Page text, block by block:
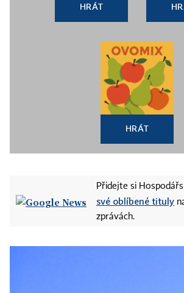
HRÁT
HRÁT
Přidejte si
své oblíbené tituly
zprávách.